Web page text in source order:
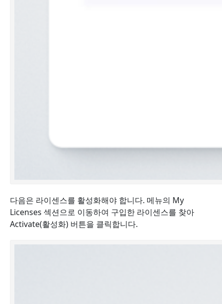
다음은 라이센스를 활성화해야 합니다. 메뉴의 My
Licenses 섹션으로 이동하여 구입한 라이센스를 찾아
Activate(활성화) 버튼을 클릭합니다.